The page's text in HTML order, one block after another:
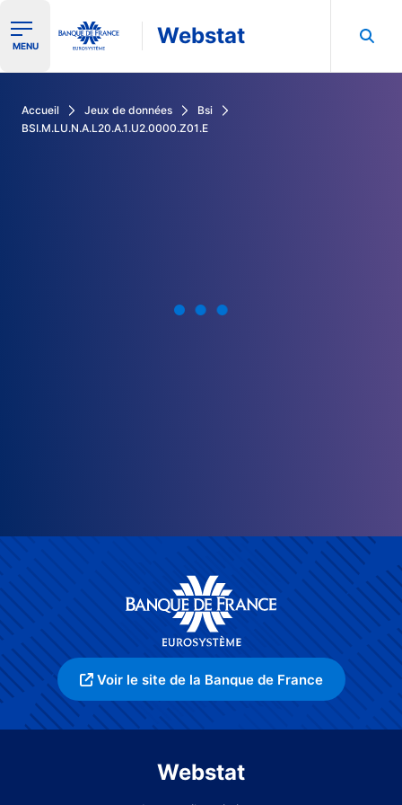
Ouvrir le menu de navigation
MENU Webstat
Accueil Jeux de données
Bsi
BSI.M.LU.N.A.L20.A.1.U2.0000.Z01.E
Voir le site de la Banque de France
Webstat